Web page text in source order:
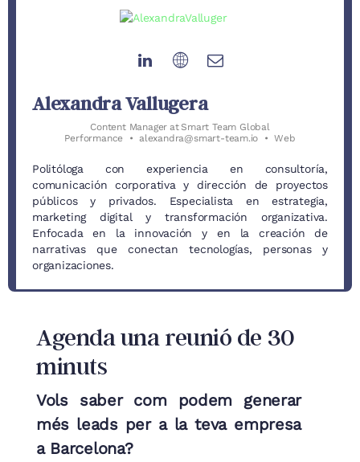
Alexandra Vallugera
Content Manager atSmart Team Global
Performance
• alexandra@smart-team.io • Web
Politóloga con experiencia en consultoría,
comunicación corporativa y dirección de proyectos
públicos y privados. Especialista en estrategia,
marketing digital y transformación organizativa.
Enfocada en la innovación y en la creación de
narrativas que conectan tecnologías, personas y
organizaciones.
Agenda una reunió de 30
minuts
Vols saber com podem generar
més leads per a la teva empresa
a Barcelona?